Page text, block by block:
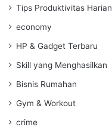
Tips Produktivitas Harian
economy
HP & Gadget Terbaru
Skill yang Menghasilkan
Bisnis Rumahan
Gym & Workout
crime